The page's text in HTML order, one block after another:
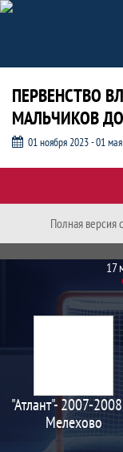
ПЕРВЕНСТВО
МАЛЬЧИКОВ ДО
01 ноября 2023 - 01
Полная версия
Протокол и
Матч
17
"Атлант"- 2007-
Мелехово
Таблицы турнира